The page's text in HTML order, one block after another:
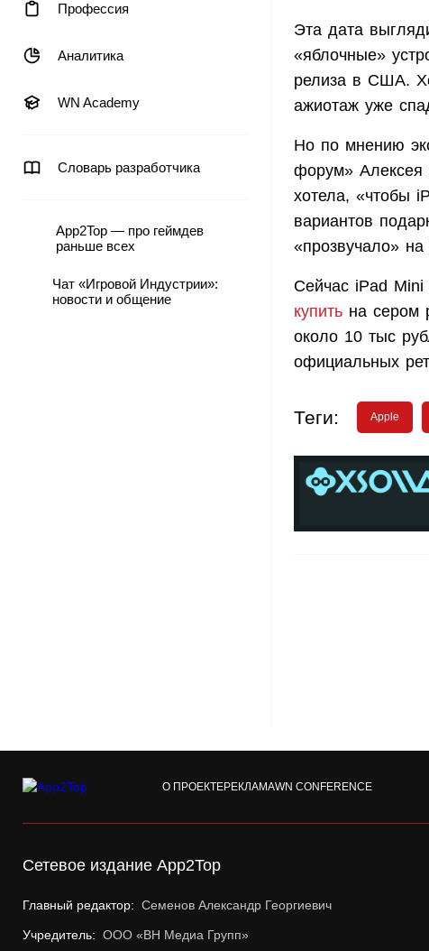
Профессия
Аналитика
WN Academy
Словарь разработчика
App2Top — про геймдев
раньше всех
Чат «Игровой Индустрии»:
новости и общение
Эта дата
«яблочные»
релиза в США.
ажиотаж уже
Но по мнению
форум» Алексея
хотела, «чтобы
вариантов
«прозвучало»
Сейчас iPad
купить на сером
около 10 тыс
официальных
Теги: Apple
О ПРОЕКТЕРЕКЛАМАWN CONFERENCE
Сетевое издание App2Top
Главный редактор: Семенов Александр Георгиевич
Учредитель: ООО «ВН Медиа Групп»